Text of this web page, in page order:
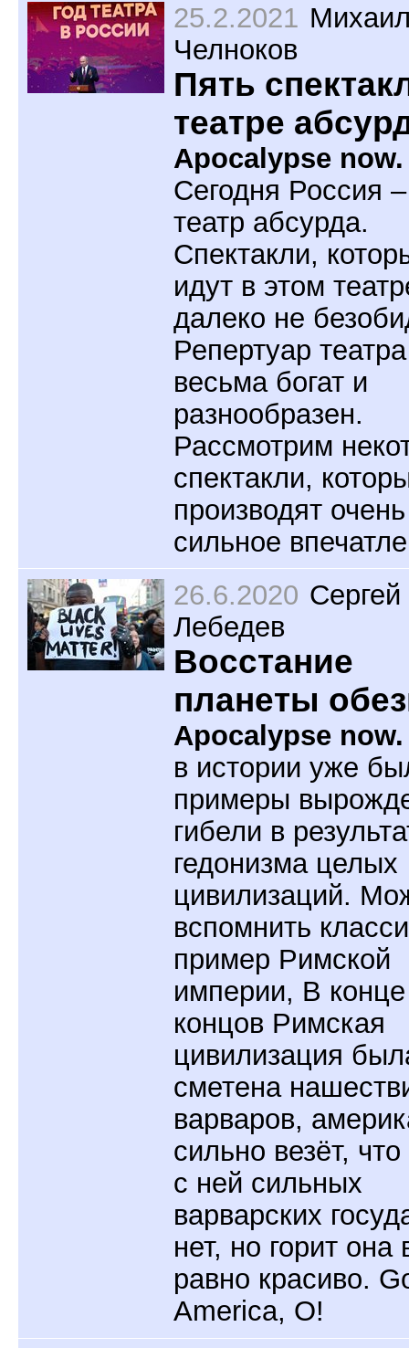
25.2.2021
Челноков
Пять
театре
Apocalypse now.
Сегодня Россия
театр абсурда.
Спектакли,
идут в этом
далеко не
Репертуар театра
весьма богат и
разнообразен.
Рассмотрим
спектакли,
производят очень
сильное
26.6.2020 Сергей
Лебедев
Восстание
планеты
Apocalypse now.
в истории уже
примеры
гибели в
гедонизма целых
цивилизаций.
вспомнить
пример Римской
империи, В конце
концов Римская
цивилизация
сметена
варваров,
сильно везёт,
с ней сильных
варварских
нет, но горит она
равно красиво.
America, O!